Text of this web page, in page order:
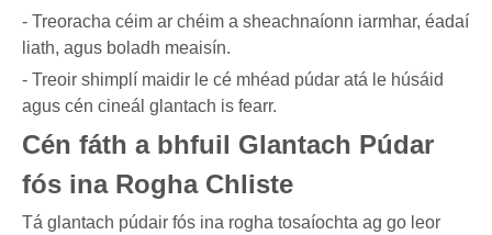
- Treoracha céim ar chéim a sheachnaíonn iarmhar, éadaí
liath, agus boladh meaisín.
- Treoir shimplí maidir le cé mhéad púdar atá le húsáid
agus cén cineál glantach is fearr.
Cén fáth a bhfuil Glantach Púdar
fós ina Rogha Chliste
Tá glantach púdair fós ina rogha tosaíochta ag go leor